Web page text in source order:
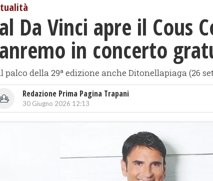
Da Vinci apre il Cous
in concerto
palco della 29ª edizione anche Ditonellapiaga (26
Redazione Prima Pagina Trapani
30 Giugno 2026 12:13